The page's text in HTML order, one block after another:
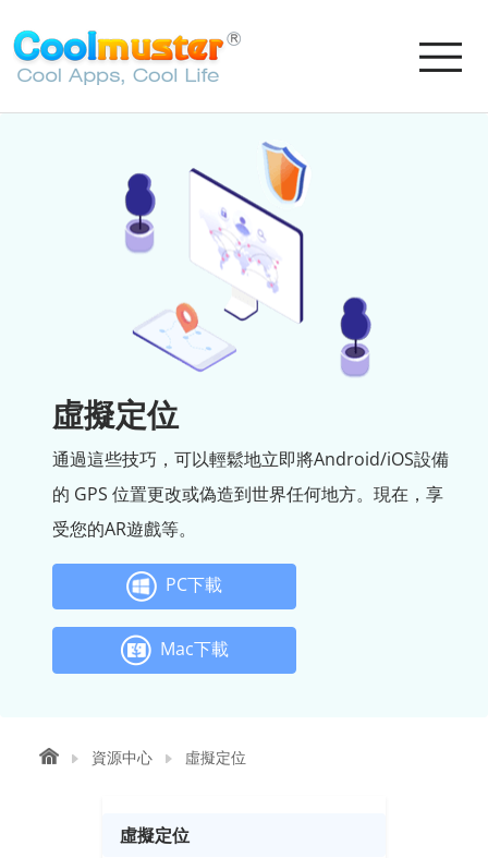
虛擬定位
通過這些技巧，可以輕鬆地立即將Android/iOS設備
的 GPS 位置更改或偽造到世界任何地方。現在，享
受您的AR遊戲等。
PC下載
Mac下載
資源中心 虛擬定位
虛擬定位